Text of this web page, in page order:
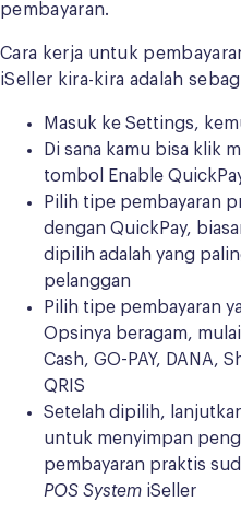
pembayaran.
Cara kerja untuk
iSeller kira-kira adalah
Masuk ke Settings,
Di sana kamu bisa klik
tombol Enable
Pilih tipe pembayaran
dengan QuickPay,
dipilih adalah yang
pelanggan
Pilih tipe pembayaran
Opsinya beragam,
Cash, GO-PAY, DANA,
QRIS
Setelah dipilih,
untuk menyimpan
pembayaran praktis
POS System iSeller